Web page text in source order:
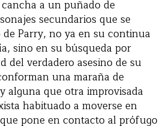
a un puñado de
secundarios que se
Parry, no ya en su continua
sino en su búsqueda por
del verdadero asesino de su
una maraña de
alguna que otra improvisada
habituado a moverse en
pone en contacto al prófugo